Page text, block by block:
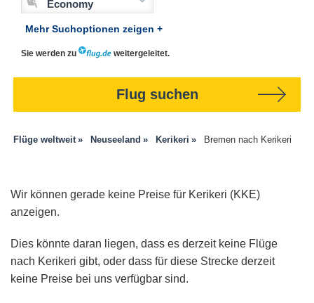
Economy
Mehr Suchoptionen zeigen +
Sie werden zu weitergeleitet.
Flug suchen
Flüge weltweit Neuseeland Kerikeri Bremen nach Kerikeri
Wir können gerade keine Preise für Kerikeri (KKE)
anzeigen.
Dies könnte daran liegen, dass es derzeit keine Flüge
nach Kerikeri gibt, oder dass für diese Strecke derzeit
keine Preise bei uns verfügbar sind.